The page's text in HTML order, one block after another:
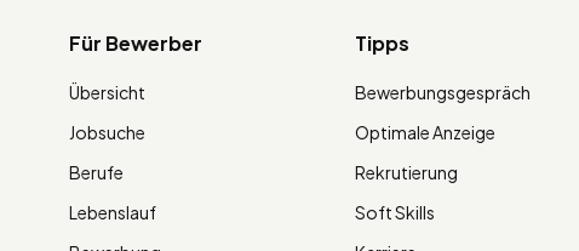
Für Bewerber
Übersicht
Jobsuche
Berufe
Lebenslauf
Tipps
Bewerbungsgespräch
Optimale Anzeige
Rekrutierung
Soft Skills